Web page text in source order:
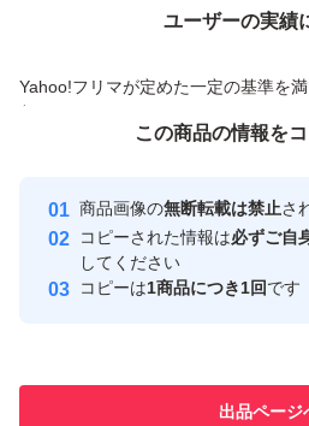
ユーザーの実績
Yahoo!フリマが定めた一定の基準を
付与しています
安心取引出品者
心・
取引実績
引
での
価格の相談
この商品の情報を
商品画像の無断転載は禁止さ
コピーされた情報は必ずご自
してください
コピーは1商品につき1回です
出品ページ
この商品をみている人にオススメ